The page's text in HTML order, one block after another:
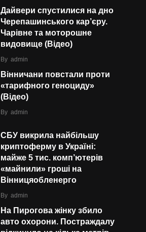
Дайвери спустилися на дно
Черепашинського кар’єру.
Чарівне та моторошне
видовище (Відео)
By admin
Вінничани повстали проти
«тарифного геноциду»
(Відео)
By admin
СБУ викрила найбільшу
криптоферму в Україні:
майже 5 тис. комп’ютерів
«майнили» гроші на
Вінницяобленерго
By admin
На Пирогова жінку збило
авто охорони. Постраждалу